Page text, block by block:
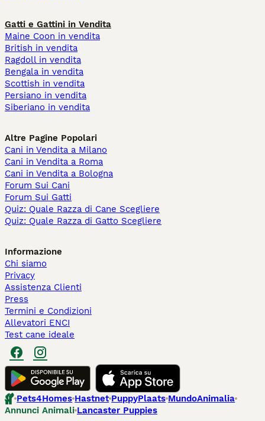
Gatti e Gattini in Vendita
Maine Coon in vendita
British in vendita
Ragdoll in vendita
Bengala in vendita
Scottish in vendita
Persiano in vendita
Siberiano in vendita
Altre Pagine Popolari
Cani in Vendita a Milano
Cani in Vendita a Roma
Cani in Vendita a Bologna
Forum Sui Cani
Forum Sui Gatti
Quiz: Quale Razza di Cane Scegliere
Quiz: Quale Razza di Gatto Scegliere
Informazione
Chi siamo
Privacy
Assistenza Clienti
Press
Termini e Condizioni
Allevatori ENCI
Test cane ideale
Pets4Homes Hastnet PuppyPlaats MundoAnimalia
Annunci Animali Lancaster Puppies